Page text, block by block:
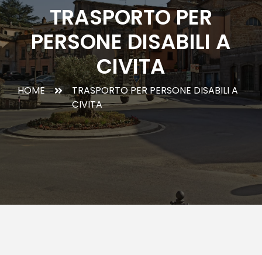
TRASPORTO PER
PERSONE DISABILI A
CIVITA
HOME
TRASPORTO PER PERSONE DISABILI A
CIVITA